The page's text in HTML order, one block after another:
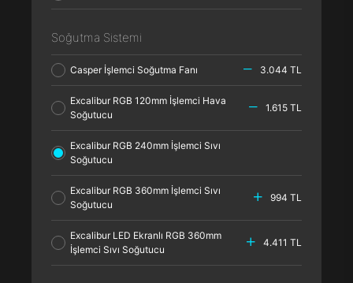
Soğutma Sistemi
Casper İşlemci Soğutma Fanı 3.044 TL
Excalibur RGB 120mm İşlemci Hava
Soğutucu
1.615 TL
Excalibur RGB 240mm İşlemci Sıvı
Soğutucu
Excalibur RGB 360mm İşlemci Sıvı
Soğutucu
994 TL
Excalibur LED Ekranlı RGB 360mm
İşlemci Sıvı Soğutucu
4.411 TL